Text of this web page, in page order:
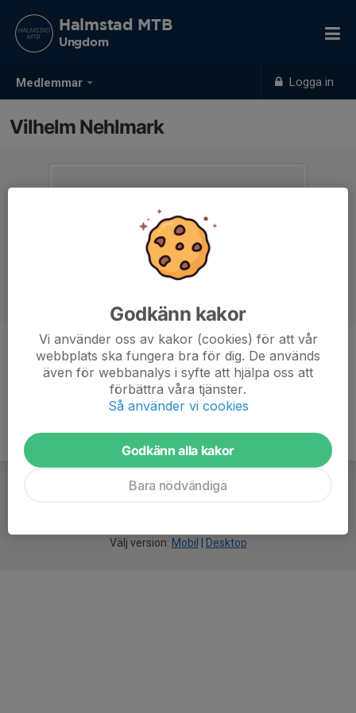
Medlemmar Logga in
Halmstad MTB
Ungdom
Vilhelm Nehlmark
Ålder 9 år
Välj version: Mobil Desktop
Godkänn kakor
Vi använder oss av kakor (cookies) för att vår
webbplats ska fungera bra för dig. De används
även för webbanalys i syfte att hjälpa oss att
förbättra våra tjänster.
Så använder vi cookies
Godkänn alla kakor
Bara nödvändiga